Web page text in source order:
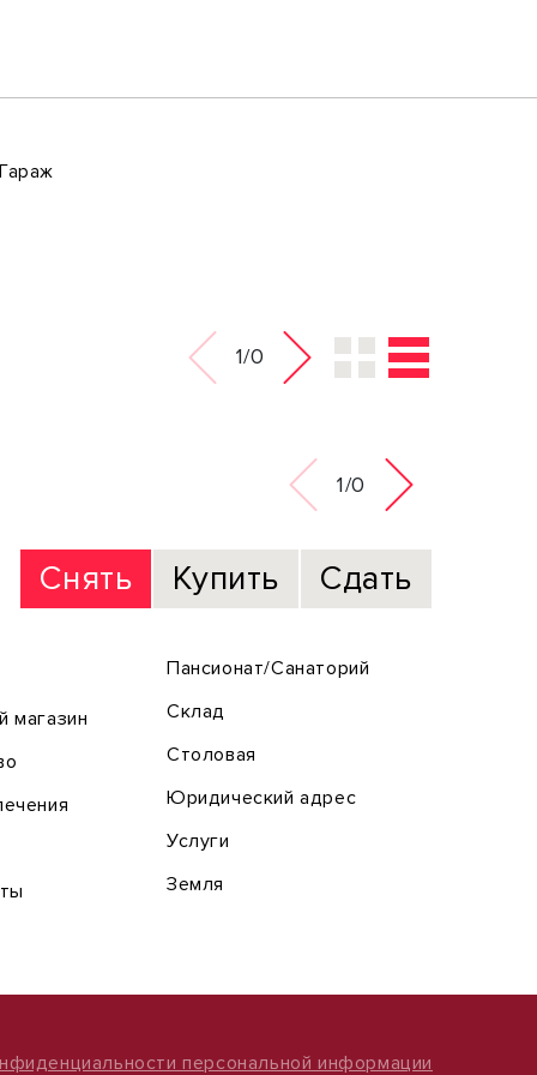
Гараж
1/0
1/0
Снять Купить Сдать
магазин
Пансионат/Санаторий
Склад
Столовая
Юридический адрес
Услуги
Земля
персональной информации